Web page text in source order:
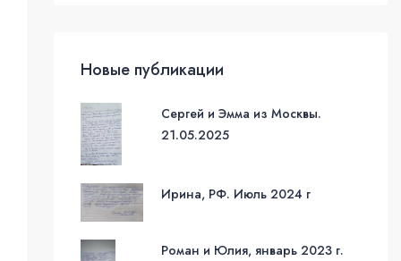
Новые публикации
Сергей и Эмма из Москвы.
21.05.2025
Ирина, РФ. Июль 2024 г
Роман и Юлия, январь 2023 г.